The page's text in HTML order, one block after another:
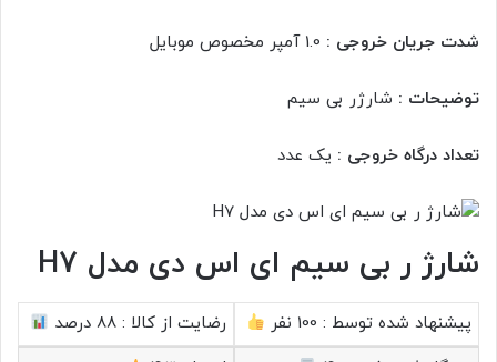
شدت جریان خروجی :
توضیحات : شارژر بی سیم
تعداد درگاه خروجی : یک عدد
شارژ ر بی سیم ای اس دی مدل H7
پیشنهاد شده توسط : 100 نفر رضایت از کالا : 88 درصد